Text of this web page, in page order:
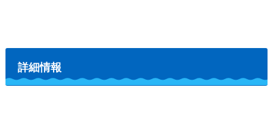
詳細情報